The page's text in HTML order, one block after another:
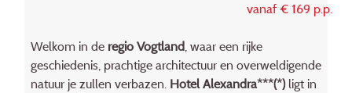
vanaf € 169 p.p.
Welkom in deregio Vogtland, waar een rijke
geschiedenis, prachtige architectuur en overweldigende
natuur je zullen verbazen.Hotel Alexandra***(*)ligt in